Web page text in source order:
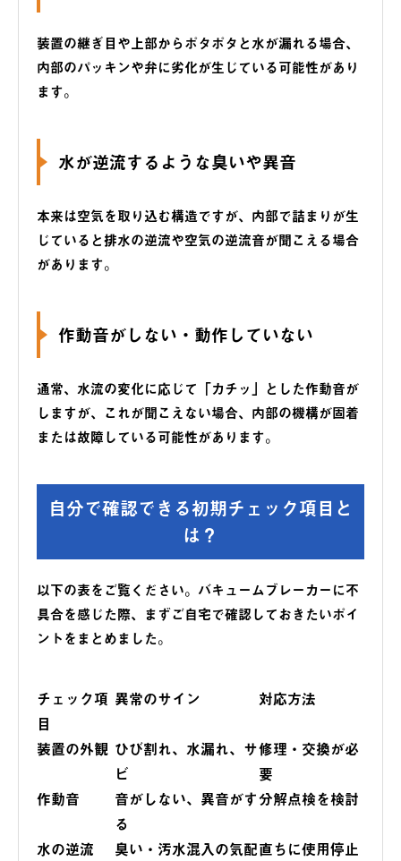
装置の継ぎ目や上部からポタポタと水が漏れる場合、
内部のパッキンや弁に劣化が生じている可能性があり
ます。
水が逆流するような臭いや異音
本来は空気を取り込む構造ですが、内部で詰まりが生
じていると排水の逆流や空気の逆流音が聞こえる場合
があります。
作動音がしない・動作していない
通常、水流の変化に応じて「カチッ」とした作動音が
しますが、これが聞こえない場合、内部の機構が固着
または故障している可能性があります。
自分で確認できる初期チェック項目と
は？
以下の表をご覧ください。バキュームブレーカーに不
具合を感じた際、まずご自宅で確認しておきたいポイ
ントをまとめました。
チェック項
目
異常のサイン 対応方法
装置の外観 ひび割れ、水漏れ、サ
ビ
修理・交換が必
要
作動音
音がしない、異音がす
る
分解点検を検討
水の逆流 臭い・汚水混入の気配直ちに使用停止